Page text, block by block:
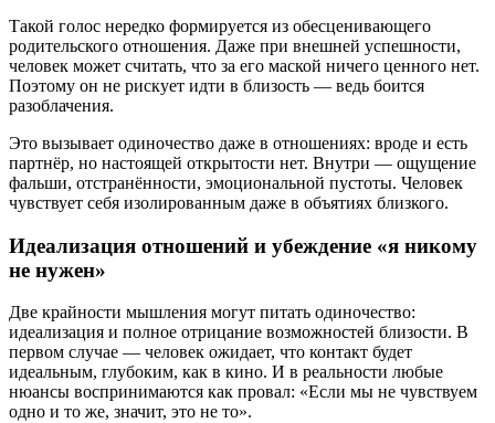
Такой голос нередко формируется из обесценивающего
родительского отношения. Даже при внешней успешности,
человек может считать, что за его маской ничего ценного нет.
Поэтому он не рискует идти в близость — ведь боится
разоблачения.
Это вызывает одиночество даже в отношениях: вроде и есть
партнёр, но настоящей открытости нет. Внутри — ощущение
фальши, отстранённости, эмоциональной пустоты. Человек
чувствует себя изолированным даже в объятиях близкого.
Идеализация отношений и убеждение «я никому
не нужен»
Две крайности мышления могут питать одиночество:
идеализация и полное отрицание возможностей близости. В
первом случае — человек ожидает, что контакт будет
идеальным, глубоким, как в кино. И в реальности любые
нюансы воспринимаются как провал: «Если мы не чувствуем
одно и то же, значит, это не то».